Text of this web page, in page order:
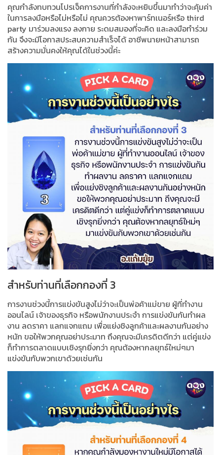
คุณกำลังทบทวนโปรเจ็คการงานที่กำลังจะหยิบขึ้นมาทำว่าจะคุ้มค่า
ในการลงมือหรือไม่หรือไม่ คุณควรต้องหาพาร์ทเนอร์หรือ third
party มาร่วมลงแรง ลงกาย ระดมสมองที่จะคิด และลงมือทำร่วม
กัน จึงจะมีโอกาสประสบความสำเร็จได้ อาชีพนายหน้าสามารถ
สร้างความมั่นคงให้คุณได้ในช่วงนี้ค่ะ
สำหรับท่านที่เลือกกองที่ 3
การงานช่วงนี้การแข่งขันสูงไม่ว่าจะเป็นพ่อค้าแม่ขาย ผู้ที่ทำงาน
ออนไลน์ เจ้าของธุรกิจ หรือพนักงานประจำ การแข่งขันกันทำผล
งาน ลดราคา แลกแจกแถม เพื่อแย่งชิงลูกค้าและผลงานกันอย่าง
หนัก ขอให้พวกคุณอย่าประมาท ถึงคุณจะมีเครดิตดีกว่า แต่คู่แข่ง
ก็ทำการตลาดแบบเชิงรุกยิ่งกว่า คุณต้องหากลยุทธ์ใหม่ๆมา
แข่งขันกับพวกเขาด้วยเช่นกัน